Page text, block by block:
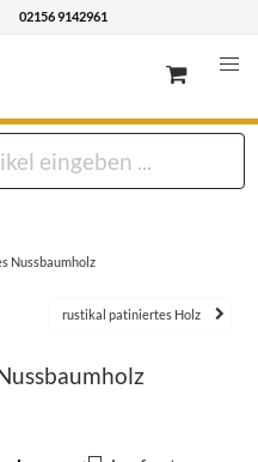
02156 9142961
Nussbaumholz
rustikal patiniertes Holz